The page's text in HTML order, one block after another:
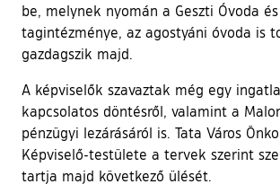
be, melynek nyomán a Geszti Óvoda és
tagintézménye, az agostyáni óvoda is
gazdagszik majd.
A képviselők szavaztak még egy
kapcsolatos döntésről, valamint a
pénzügyi lezárásáról is. Tata Város
Képviselő-testülete a tervek szerint
tartja majd következő ülését.